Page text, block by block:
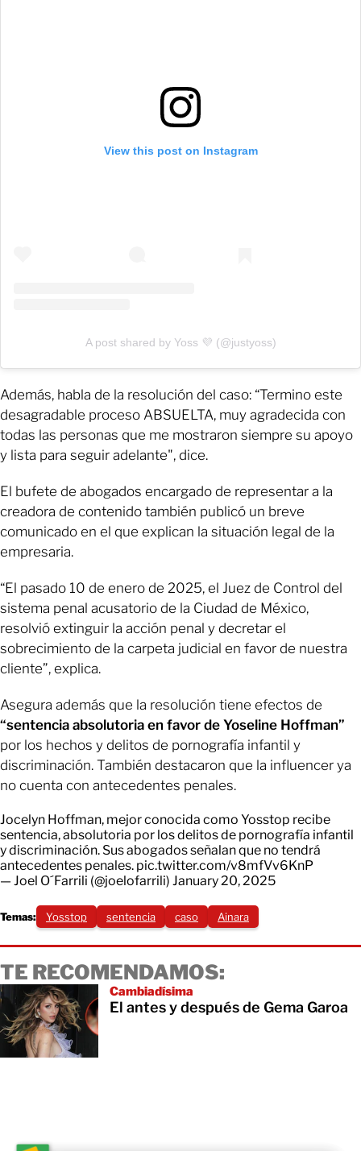
View this post on Instagram
A post shared by Yoss 💜 (@justyoss)
Además, habla de la resolución del caso: “Termino este
desagradable proceso ABSUELTA, muy agradecida con
todas las personas que me mostraron siempre su apoyo
y lista para seguir adelante", dice.
El bufete de abogados encargado de representar a la
creadora de contenido también publicó un breve
comunicado en el que explican la situación legal de la
empresaria.
“El pasado 10 de enero de 2025, el Juez de Control del
sistema penal acusatorio de la Ciudad de México,
resolvió extinguir la acción penal y decretar el
sobrecimiento de la carpeta judicial en favor de nuestra
cliente”, explica.
Asegura además que la resolución tiene efectos de
“sentencia absolutoria en favor de Yoseline Hoffman”
por los hechos y delitos de pornografía infantil y
discriminación. También destacaron que la influencer ya
no cuenta con antecedentes penales.
Jocelyn Hoffman, mejor conocida como Yosstop recibe
sentencia, absolutoria por los delitos de pornografía infantil
y discriminación. Sus abogados señalan que no tendrá
antecedentes penales. pic.twitter.com/v8mfVv6KnP
— Joel O´Farrili (@joelofarrili) January 20, 2025
Temas: Yosstop sentencia caso Ainara
TE RECOMENDAMOS:
Cambiadísima
El antes y después de Gema Garoa